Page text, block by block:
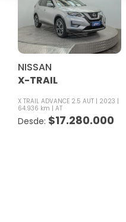
NISSAN
X-TRAIL
X TRAIL ADVANCE 2.5 AUT
2023
64.936 km
AT
$17.280.000